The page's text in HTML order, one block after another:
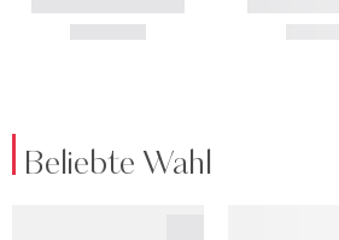
Beliebte Wahl